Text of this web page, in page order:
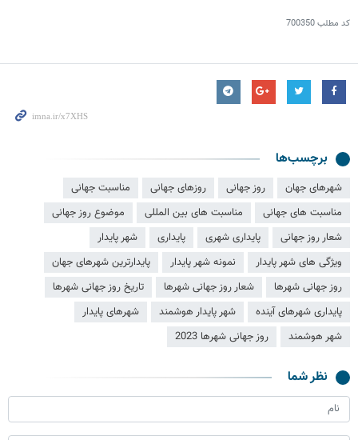
کد مطلب700350
برچسب‌ها
شهرهای جهان روز جهانی روزهای جهانی
مناسبت جهانی
مناسبت های جهانی
مناسبت های بین المللی
موضوع روز جهانی
شعار روز جهانی
پایداری شهری پایداری
شهر پایدار
ویژگی های شهر پایدار
نمونه شهر پایدار
پایدارترین شهرهای جهان
روز جهانی شهرها
شعار روز جهانی شهرها
تاریخ روز جهانی شهرها
پایداری شهرهای آینده
شهر پایدار هوشمند
شهرهای پایدار
شهر هوشمند
روز جهانی شهرها 2023
نظر شما